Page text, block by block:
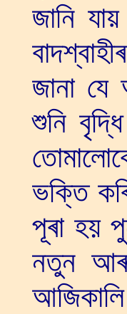
জানি
জানা
শুনি
ভক্তি
পূৰা হয়
নতুন